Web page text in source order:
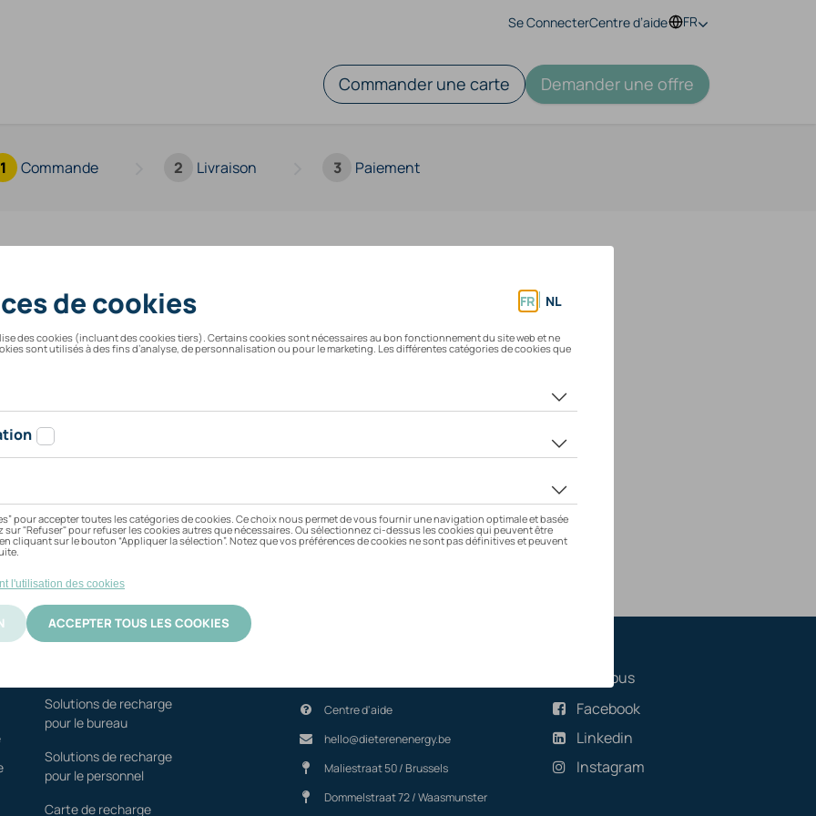
Se ConnecterCentre d’aide FR
Commander une carte Demander une offre
1 Commande 2 Livraison 3 Paiement
Retourner vers l'eshop
Suivez-nous
Facebook
Linkedin
Instagram
Solutions de recharge
pour le bureau
Solutions de recharge
pour le personnel
Carte de recharge
Centre d'aide
hello@dieterenenergy.be
Maliestraat 50 / Brussels
Dommelstraat 72 / Waasmunster